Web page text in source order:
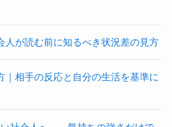
人が読む前に知るべき状況差の見方
｜相手の反応と自分の生活を基準に